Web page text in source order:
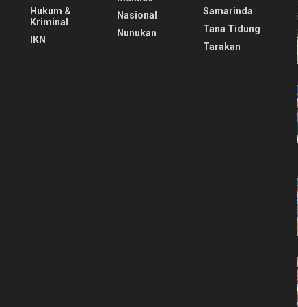
Hukum &
Kriminal
IKN
Nasional
Nunukan
Samarinda
Tana Tidung
Tarakan